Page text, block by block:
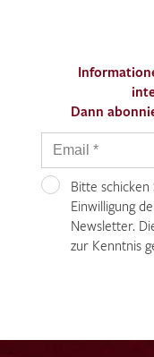
Dann
Bitte
Einwilligung
Newsletter.
zur Kenntnis